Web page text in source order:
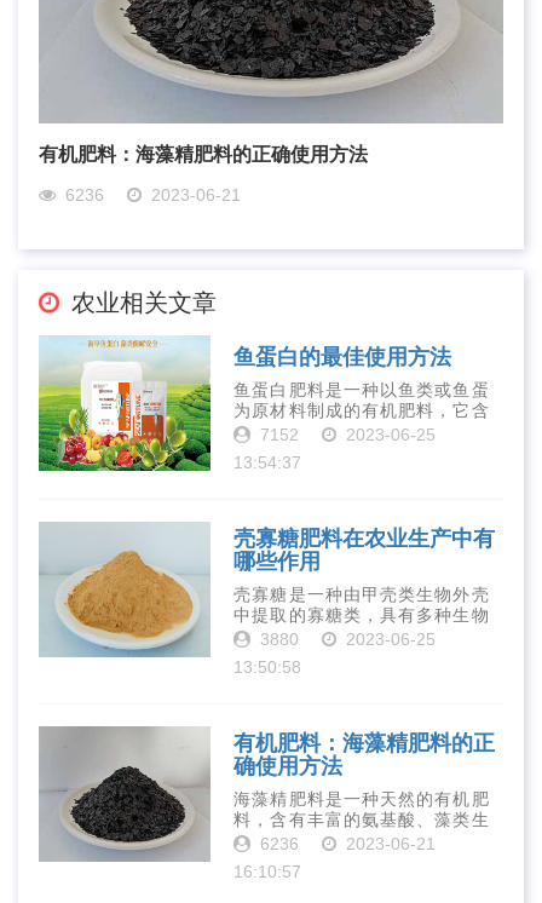
有机肥料：海藻精肥料的正确使用方法
6236 2023-06-21
农业相关文章
鱼蛋白的最佳使用方法
鱼蛋白肥料是一种以鱼类或鱼蛋
为原材料制成的有机肥料，它含
有丰富的营养物质，如氮、磷、
钾、钙、镁等元素以及多种微量
元素和植物生长因子。这些营养
7152
2023-06-25
13:54:37
壳寡糖肥料在农业生产中有
哪些作用
壳寡糖是一种由甲壳类生物外壳
中提取的寡糖类，具有多种生物
活性和营养价值。在农业生产
中，壳寡糖也有许多作用，特别
是作为一种新型的有机肥料，壳
3880
2023-06-25
13:50:58
有机肥料：海藻精肥料的正
确使用方法
海藻精肥料是一种天然的有机肥
料，含有丰富的氨基酸、藻类生
长素、维生素、微量元素、蛋白
质等营养物质，可以提高土壤肥
力、促进植物生长、增强植物抗
6236
2023-06-21
16:10:57